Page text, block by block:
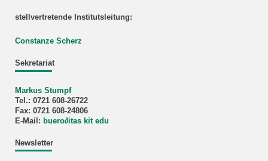
stellvertretende Institutsleitung:
Constanze Scherz
Sekretariat
Markus Stumpf
Tel.: 0721 608-26722
Fax: 0721 608-24806
E-Mail: buero∂itas kit edu
Newsletter